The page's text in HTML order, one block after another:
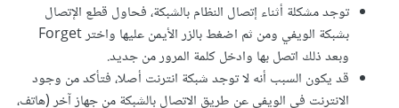
توجد مشكلة أثناء إتصال النظام بالشبكة، فحاول قطع الإتصال
بشبكة الويفي ومن ثم اضغط بالزر الأيمن عليها واختر Forget
وبعد ذلك اتصل بها وادخل كلمة المرور من جديد.
قد يكون السبب أنه لا توجد شبكة انترنت أصلا، فتأكد من وجود
الانترنت في الويفي عن طريق الاتصال بالشبكة من جهاز آخر (هاتف،